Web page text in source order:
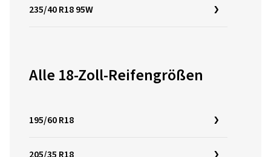
235/40 R18 95W
Alle 18-Zoll-Reifengrößen
195/60 R18